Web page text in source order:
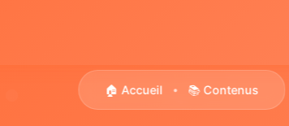
🏠 Accueil • 📚 Contenus